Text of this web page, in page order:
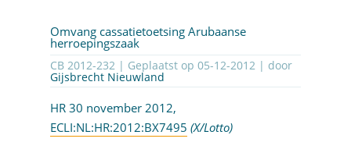
Omvang cassatietoetsing Arubaanse
herroepingszaak
CB 2012-232 | Geplaatst op 05-12-2012| door
Gijsbrecht Nieuwland
HR 30 november 2012,
ECLI:NL:HR:2012:BX7495 (X/Lotto)